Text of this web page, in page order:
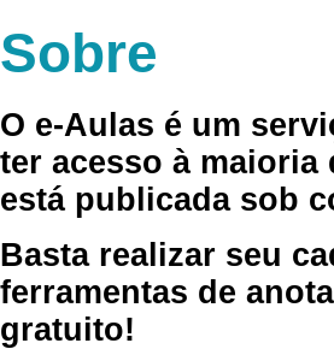
Sobre
O e-Aulas é um
ter acesso à
está publicada sob
Basta realizar seu
ferramentas de
gratuito!